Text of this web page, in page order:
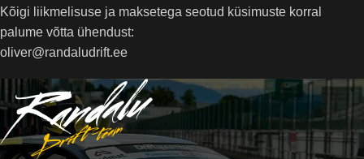
Kõigi liikmelisuse ja maksetega seotud küsimuste korral
palume võtta ühendust:
oliver@randaludrift.ee